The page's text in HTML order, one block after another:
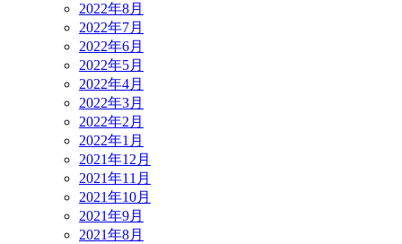
2022年8月
2022年7月
2022年6月
2022年5月
2022年4月
2022年3月
2022年2月
2022年1月
2021年12月
2021年11月
2021年10月
2021年9月
2021年8月